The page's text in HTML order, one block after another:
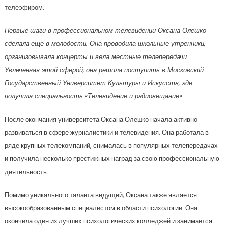
телеэфиром.
Первые шаги в профессиональном телевидении Оксана Олешко
сделала еще в молодости. Она проводила школьные утренники,
организовывала концерты и вела местные телепередачи.
Увлеченная этой сферой, она решила поступить в Московский
Государственный Университет Культуры и Искусств, где
получила специальность «Телевидение и радиовещание».
После окончания университета Оксана Олешко начала активно
развиваться в сфере журналистики и телевидения. Она работала в
ряде крупных телекомпаний, снималась в популярных телепередачах
и получила несколько престижных наград за свою профессиональную
деятельность.
Помимо уникального таланта ведущей, Оксана также является
высокообразованным специалистом в области психологии. Она
окончила один из лучших психологических колледжей и занимается